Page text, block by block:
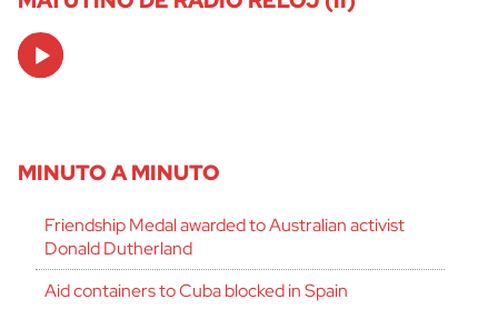
Audio
Player
MINUTO A MINUTO
Friendship Medal awarded to Australian activist
Donald Dutherland
Aid containers to Cuba blocked in Spain